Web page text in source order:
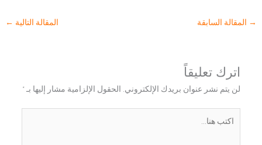
→ المقالة السابقة المقالة التالية ←
اترك تعليقاً
لن يتم نشر عنوان بريدك الإلكتروني. الحقول الإلزامية مشار إليها بـ *